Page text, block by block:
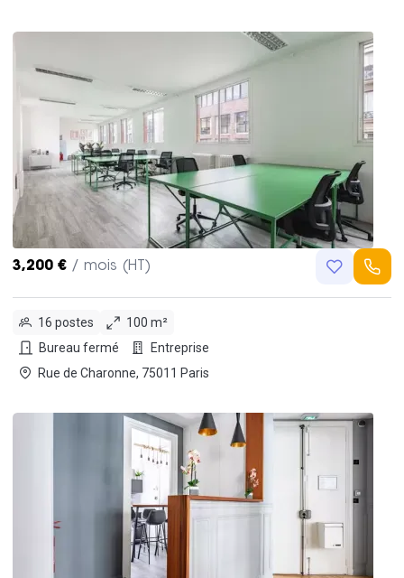
3,200 € / mois (HT)
16 postes
100 m²
Bureau fermé
Entreprise
Rue de Charonne, 75011 Paris